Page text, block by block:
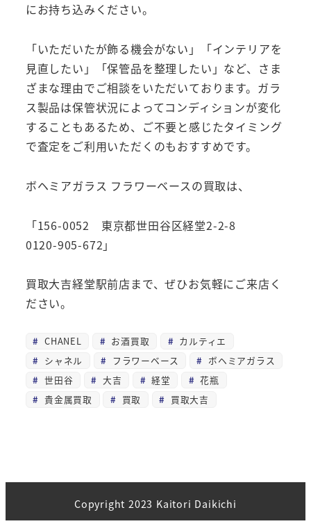
にお持ち込みください。
「いただいたが飾る機会がない」「インテリアを
見直したい」「保管品を整理したい」など、さま
ざまな理由でご相談をいただいております。ガラ
ス製品は保管状況によってコンディションが変化
することもあるため、ご不要と感じたタイミング
で査定をご利用いただくのもおすすめです。
ボヘミアガラス フラワーベースの買取は、
「156-0052 東京都世田谷区経堂2-2-8
0120-905-672」
買取大吉経堂駅前店まで、ぜひお気軽にご来店く
ださい。
CHANEL お酒買取
カルティエ
シャネル
フラワーベース
ボヘミアガラス
世田谷
大吉 経堂
花瓶
貴金属買取
買取 買取大吉
Copyright 2023 Kaitori Daikichi